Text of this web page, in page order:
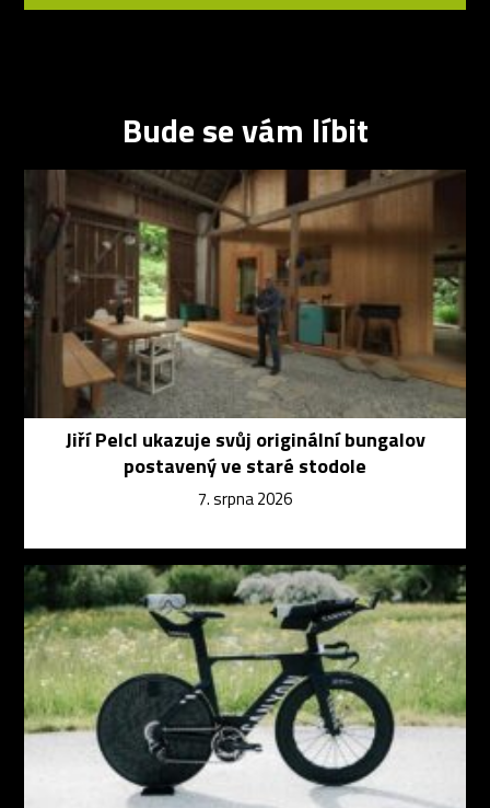
Bude se vám líbit
Jiří Pelcl ukazuje svůj originální bungalov
postavený ve staré stodole
7. srpna 2026